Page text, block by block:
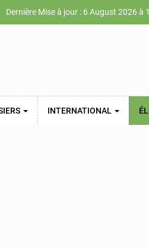
Dernière Mise à jour : 6 August 2026 à
INTERNATIONAL